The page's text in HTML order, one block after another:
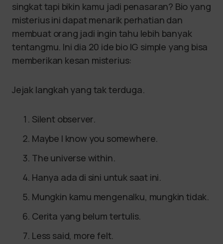
singkat tapi bikin kamu jadi penasaran? Bio yang
misterius ini dapat menarik perhatian dan
membuat orang jadi ingin tahu lebih banyak
tentangmu. Ini dia 20 ide bio IG simple yang bisa
memberikan kesan misterius:
Jejak langkah yang tak terduga.
Silent observer.
Maybe I know you somewhere.
The universe within.
Hanya ada di sini untuk saat ini.
Mungkin kamu mengenalku, mungkin tidak.
Cerita yang belum tertulis.
Less said, more felt.